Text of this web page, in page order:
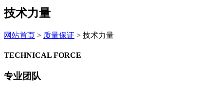
技术力量
网站首页 > 质量保证 > 技术力量
TECHNICAL FORCE
专业团队